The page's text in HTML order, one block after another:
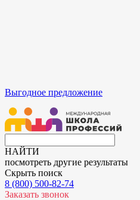
Выгодное предложение
НАЙТИ
посмотреть другие результаты
Скрыть поиск
8 (800) 500-82-74
Заказать звонок